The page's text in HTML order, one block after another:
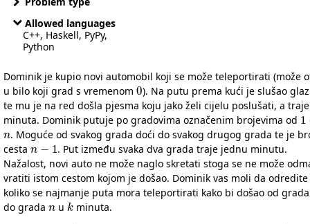
Allowed languages
C++, Haskell, PyPy,
Python
Dominik je kupio novi automobil koji se može teleportirati (može
u bilo koji grad s vremenom
0
). Na putu prema kući je slušao
te mu je na red došla pjesma koju jako želi cijelu poslušati, a
minuta. Dominik putuje po gradovima označenim brojevima od
1
n
. Moguće od svakog grada doći do svakog drugog grada te je
cesta
n−1
. Put između svaka dva grada traje jednu minutu.
Nažalost, novi auto ne može naglo skretati stoga se ne može
vratiti istom cestom kojom je došao. Dominik vas moli da odredite
koliko se najmanje puta mora teleportirati kako bi došao od
do grada
n
u
k
minuta.